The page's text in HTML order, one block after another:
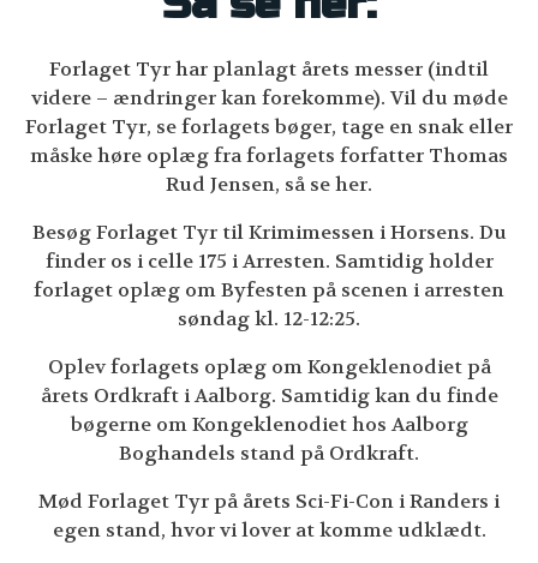
Forlaget Tyr har planlagt årets messer (indtil
videre – ændringer kan forekomme). Vil du møde
Forlaget Tyr, se forlagets bøger, tage en snak eller
måske høre oplæg fra forlagets forfatter Thomas
Rud Jensen, så se her.
Besøg Forlaget Tyr til Krimimessen i Horsens. Du
finder os i celle 175 i Arresten. Samtidig holder
forlaget oplæg om Byfesten på scenen i arresten
søndag kl. 12-12:25.
Oplev forlagets oplæg om Kongeklenodiet på
årets Ordkraft i Aalborg. Samtidig kan du finde
bøgerne om Kongeklenodiet hos Aalborg
Boghandels stand på Ordkraft.
Mød Forlaget Tyr på årets Sci-Fi-Con i Randers i
egen stand, hvor vi lover at komme udklædt.